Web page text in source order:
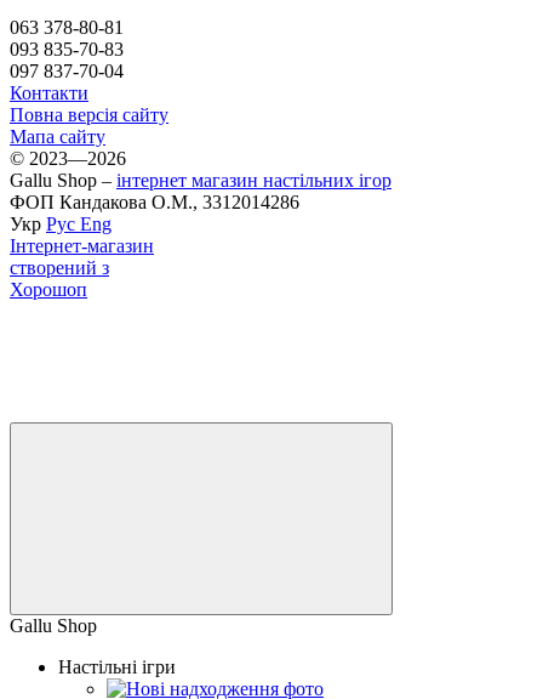
063 378-80-81
093 835-70-83
097 837-70-04
Контакти
Повна версія сайту
Мапа сайту
© 2023—2026
Gallu Shop – інтернет магазин настільних ігор
ФОП Кандакова О.М., 3312014286
Укр Рус Eng
Інтернет-магазин
створений з
Хорошоп
Gallu Shop
Настільні ігри